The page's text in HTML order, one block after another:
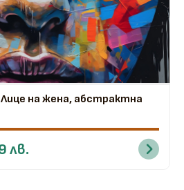
на жена, абстрактна
лв.